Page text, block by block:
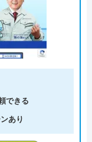
できる
あり